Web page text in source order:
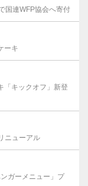
国連WFP協会へ寄付
ーキ
「キックオフ」新登
ニューアル
ガーメニュー」プ